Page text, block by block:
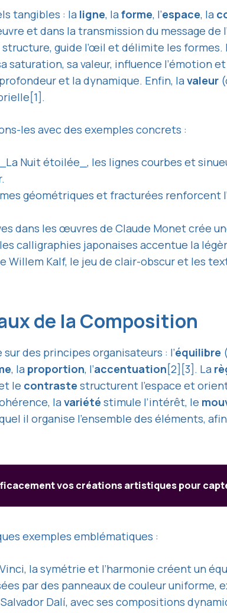
tangibles : la ligne, laforme, l’espace, la
et dans la transmission du message de
guide l’œil et délimite les formes.
saturation, sa valeur, influence l’émotion et
et la dynamique. Enfin, lavaleur
les avec des exemples concrets :
Nuit étoilée_, les lignes courbes et
géométriques et fracturées
dans les œuvres de Claude Monet crée
calligraphies japonaises accentue la
Willem Kalf, le jeu de clair-obscur et les
de la Composition
des principes organisateurs : l’équilibre
, la proportion, l’accentuation[2][3]. La
le contraste structurent l’espace et
lavariété stimule l’intérêt, le
il organise l’ensemble des éléments,
vos créations artistiques pour
exemples emblématiques :
la symétrie et l’harmonie créent un
par des panneaux de couleur uniforme,
Dalí, avec ses compositions